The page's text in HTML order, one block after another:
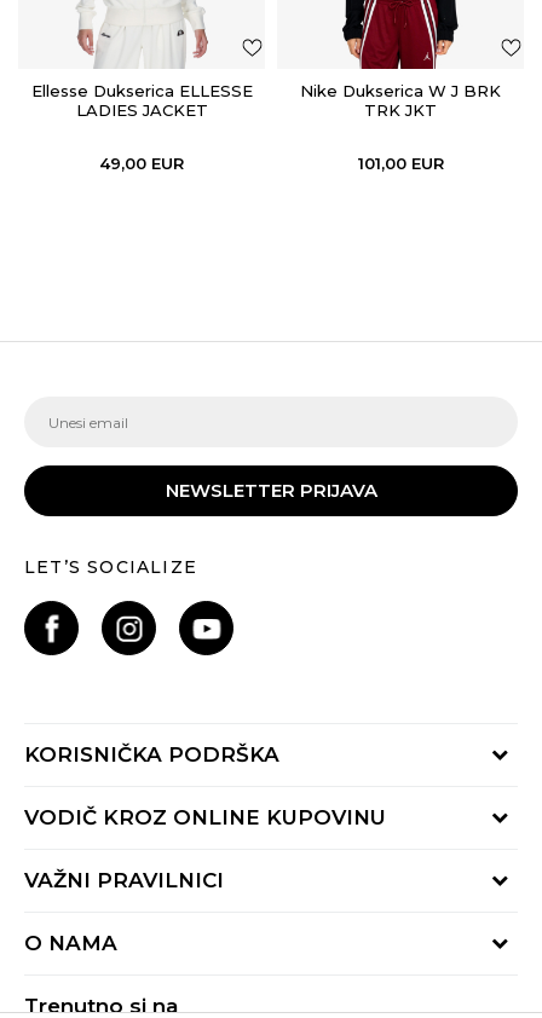
Ellesse Dukserica ELLESSE
LADIES JACKET
49,00 EUR
Nike Dukserica W J BRK
TRK JKT
101,00 EUR
NEWSLETTER PRIJAVA
LET’S SOCIALIZE
KORISNIČKA PODRŠKA
Provjeri status porudžbine
Radno vrijeme 9-16h
VODIČ KROZ ONLINE KUPOVINU
Načini isporuke
Reklamacije
VAŽNI PRAVILNICI
Pravila Sport&Bonus programa
O NAMA
Trenutno si na